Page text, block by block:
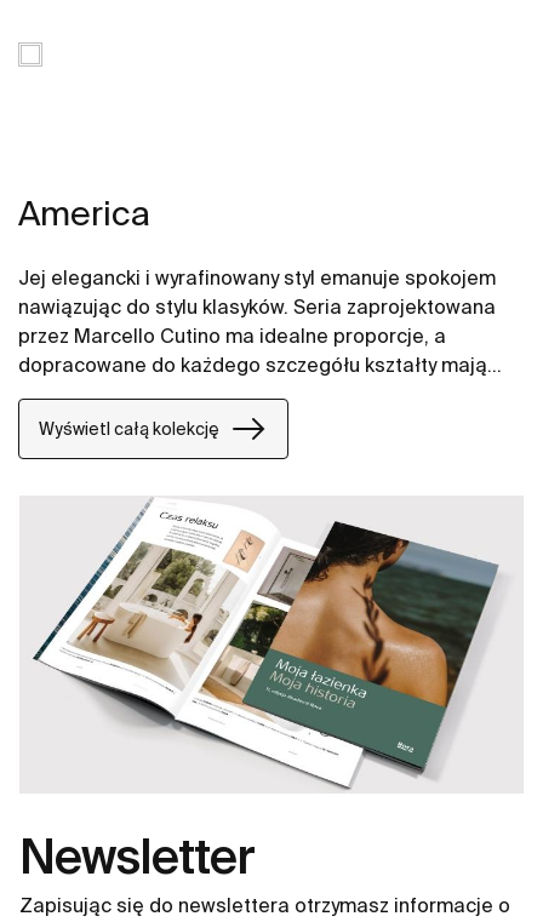
America
Jej elegancki i wyrafinowany styl emanuje spokojem
nawiązując do stylu klasyków. Seria zaprojektowana
przez Marcello Cutino ma idealne proporcje, a
dopracowane do każdego szczegółu kształty mają
uniwersalną moc. Przemyślana seria to rozwiązanie
ponadczasowe.
Wyświetl całą kolekcję
Newsletter
Zapisując się do newslettera otrzymasz informacje o